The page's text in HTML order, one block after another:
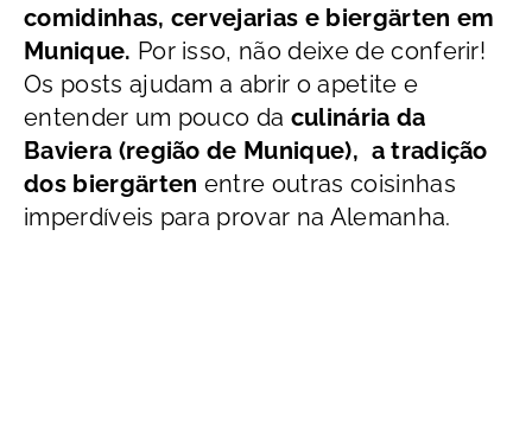
comidinhas, cervejarias e biergärten em
Munique. Por isso, não deixe de conferir!
Os posts ajudam a abrir o apetite e
entender um pouco da culinária da
Baviera (região de Munique), a tradição
dos biergärten entre outras coisinhas
imperdíveis para provar na Alemanha.